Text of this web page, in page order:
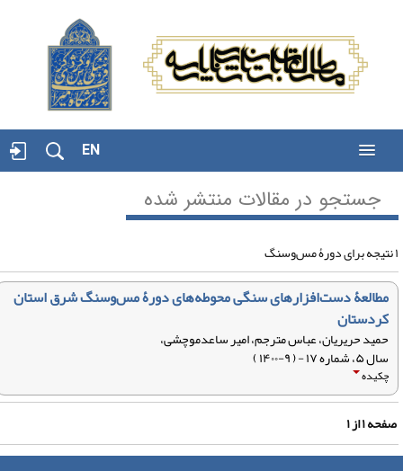
EN
جستجو در مقالات منتشر شده
مطالعۀ دست‌افزارهای سنگی محوطه‌های دورۀ مس‌وسنگ شرق استان
کردستان
حمید حریریان، عباس مترجم، امیر ساعدموچشی،
سال ۵، شماره ۱۷ - ( ۹-۱۴۰۰ )
چکیده
۱از۱